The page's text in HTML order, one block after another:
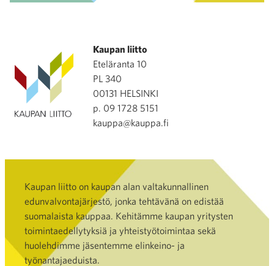
Kaupan liitto
Eteläranta 10
PL 340
00131 HELSINKI
p. 09 1728 5151
kauppa@kauppa.fi
Kaupan liitto on kaupan alan valtakunnallinen
edunvalvontajärjestö, jonka tehtävänä on edistää
suomalaista kauppaa. Kehitämme kaupan yritysten
toimintaedellytyksiä ja yhteistyötoimintaa sekä
huolehdimme jäsentemme elinkeino- ja
työnantajaeduista.